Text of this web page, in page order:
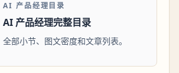
AI 产品经理目录
AI 产品经理完整目录
全部小节、图文密度和文章列表。